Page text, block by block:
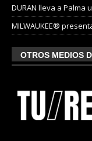
DURAN lleva a
MILWAUKEE®
OTROS MEDIOS